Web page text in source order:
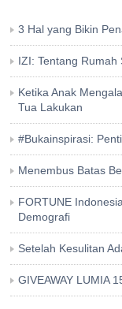
3 Hal yang Bikin
IZI: Tentang
Ketika Anak
Tua Lakukan
#Bukainspirasi:
Menembus Batas
FORTUNE
Demografi
Setelah Kesulitan
GIVEAWAY LUMIA